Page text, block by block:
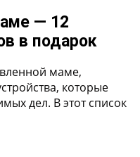
— 12
в подарок
маме,
которые
дел. В этот список